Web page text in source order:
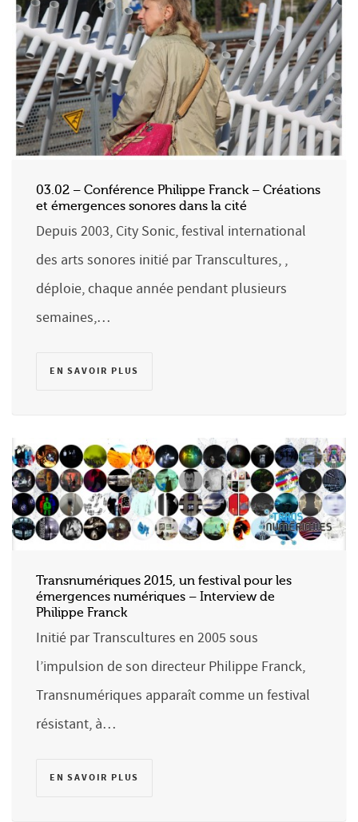
03.02 – Conférence Philippe Franck – Créations
et émergences sonores dans la cité
Depuis 2003, City Sonic, festival international
des arts sonores initié par Transcultures, ,
déploie, chaque année pendant plusieurs
semaines,…
EN SAVOIR PLUS
Transnumériques 2015, un festival pour les
émergences numériques – Interview de
Philippe Franck
Initié par Transcultures en 2005 sous
l’impulsion de son directeur Philippe Franck,
Transnumériques apparaît comme un festival
résistant, à…
EN SAVOIR PLUS